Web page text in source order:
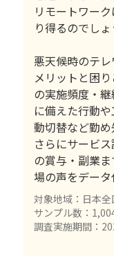
リモートワー
り得るのでしょ
悪天候時のテ
メリットと困
の実施頻度・
に備えた行動
動切替など勤め
さらにサービ
の賞与・副業
場の声をデータ
対象地域：日本全
サンプル数：
調査実施期間：